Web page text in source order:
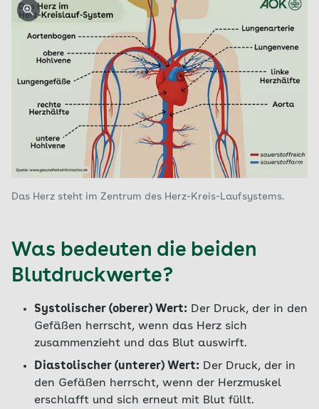
Das Herz steht im Zentrum des Herz-Kreis-Laufsystems.
Was bedeuten die beiden
Blutdruckwerte?
Systolischer (oberer) Wert: Der Druck, der in den
Gefäßen herrscht, wenn das Herz sich
zusammenzieht und das Blut auswirft.
Diastolischer (unterer) Wert: Der Druck, der in
den Gefäßen herrscht, wenn der Herzmuskel
erschlafft und sich erneut mit Blut füllt.